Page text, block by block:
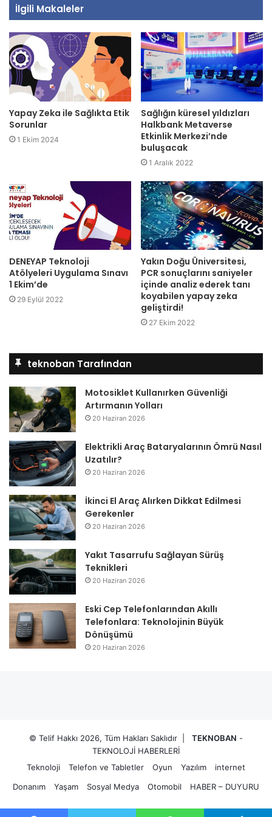
İlgili Makaleler
Yapay Zeka ile Sağlıkta Etik
Sorunlar
1 Ekim 2024
Sağlığın küresel yıldızları
Halkbank Metaverse
Etkinlik Merkezi’nde
buluşacak
1 Aralık 2022
DENEYAP Teknoloji
Atölyeleri Uygulama Sınavı
1 Ekim’de
29 Eylül 2022
Yakın Doğu Üniversitesi,
PCR sonuçlarını saniyeler
içinde analiz ederek tanı
koyabilen yapay zeka
geliştirdi!
27 Ekim 2022
teknoban Tarafından
Motosiklet Kullanırken Güvenliği
Artırmanın Yolları
20 Haziran 2026
Elektrikli Araç Bataryalarının Ömrü Nasıl
Uzatılır?
20 Haziran 2026
İkinci El Araç Alırken Dikkat Edilmesi
Gerekenler
20 Haziran 2026
Yakıt Tasarrufu Sağlayan Sürüş
Teknikleri
20 Haziran 2026
Eski Cep Telefonlarından Akıllı
Telefonlara: Teknolojinin Büyük
Dönüşümü
20 Haziran 2026
© Telif Hakkı 2026, Tüm Hakları Saklıdır | TEKNOBAN -
TEKNOLOJİ HABERLERİ
Teknoloji
Telefon ve Tabletler Oyun Yazılım
internet
Donanım
Yaşam Sosyal Medya Otomobil HABER – DUYURU